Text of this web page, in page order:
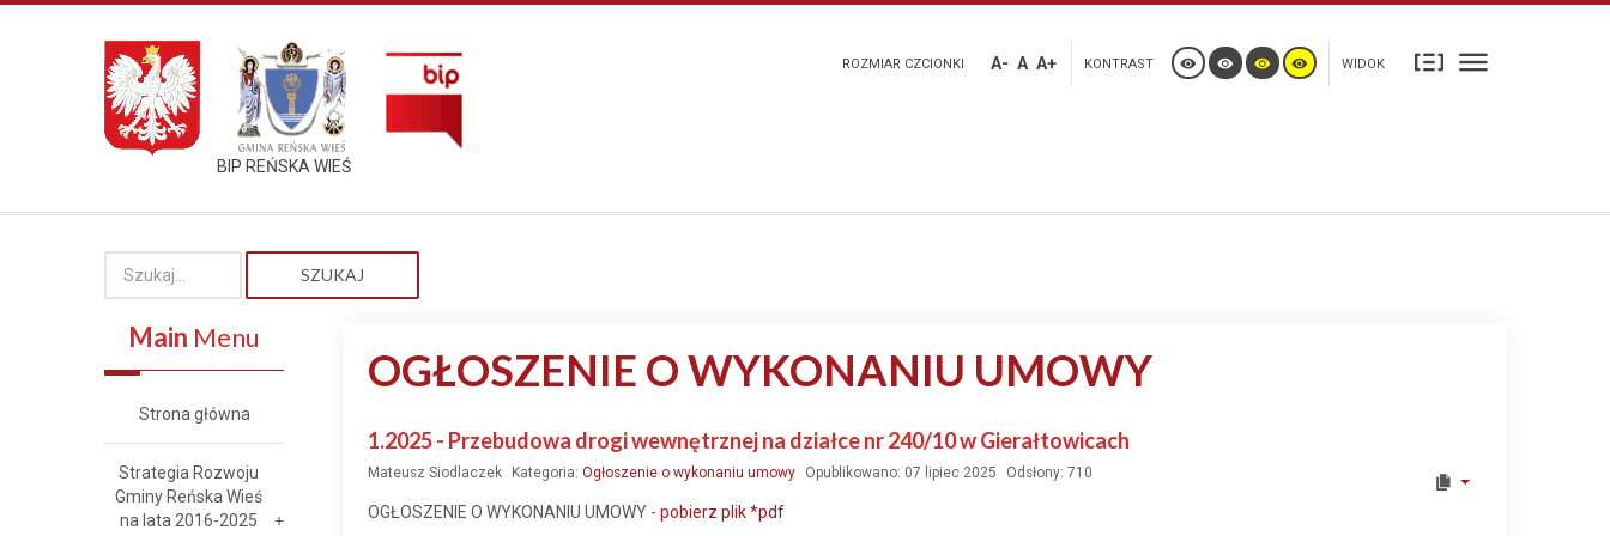
BIP REŃSKA WIEŚ
ROZMIAR CZCIONKI A- A A+ KONTRAST WIDOK
SZUKAJ
OGŁOSZENIE O WYKONANIU UMOWY
1.2025 - Przebudowa drogi wewnętrznej na działce nr 240/10 w Gierałtowicach
Mateusz Siodlaczek Kategoria: Ogłoszenie o wykonaniu umowy Opublikowano: 07 lipiec 2025 Odsłony: 710
OGŁOSZENIE O WYKONANIU UMOWY - pobierz plik *pdf
Main Menu
Strona główna
Strategia Rozwoju
Gminy Reńska Wieś
na lata 2016-2025